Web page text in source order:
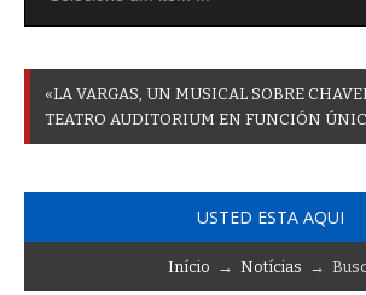
«LA VARGAS UN MUSICAL SOBRE CHAVE
TEATRO AUDITORIUM EN FUNCIÓN ÚNIC
USTED ESTA AQUI
Início → Notícias →